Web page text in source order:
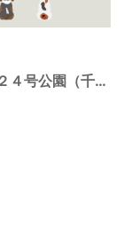
江戸川台２４号公園（千葉県流山市）